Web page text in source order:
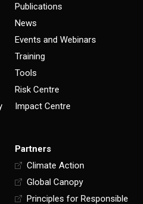
Publications
News
Events and Webinars
Training
Tools
Risk Centre
Impact Centre
Partners
Climate Action
Global Canopy
Principles for Responsible